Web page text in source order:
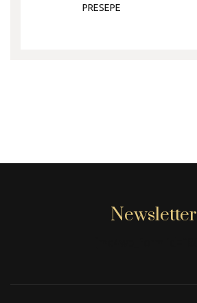
PRESEPE
Newsletter